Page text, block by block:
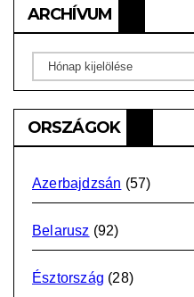
ARCHÍVUM
Archívum
ORSZÁGOK
Azerbajdzsán (57)
Belarusz (92)
Észtország (28)